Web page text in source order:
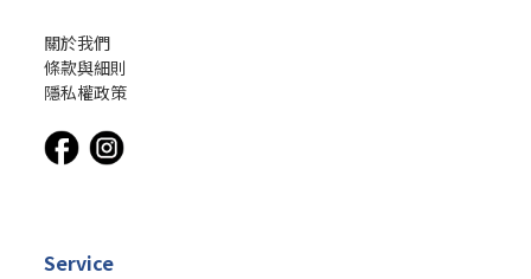
關於我們
條款與細則
隱私權政策
Service